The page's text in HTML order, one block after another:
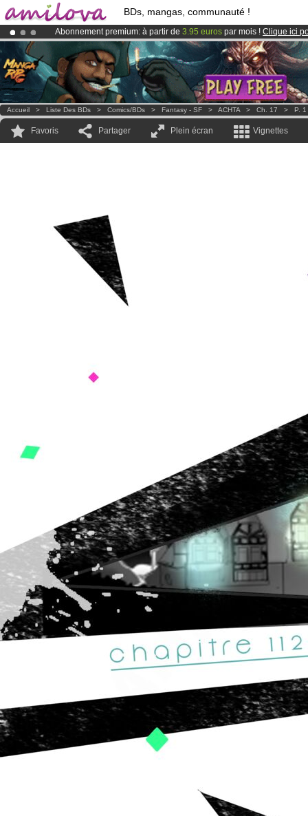
BDs, mangas, communauté !
Abonnement premium: à partir de 3.95 euros par mois ! Clique ici
LeKickstarter Amilova est désormais lancé!.
Déjà 100000membreset 1000BDs & Mangas!
Accueil > Liste Des BDs > Comics/BDs > Fantasy - SF > ACHTA > Ch. 17 > P. 1
Favoris Partager Plein écran Vignettes